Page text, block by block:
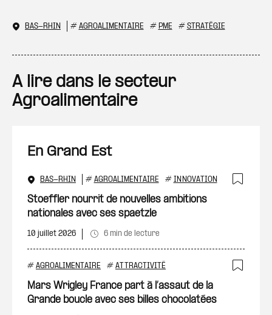
BAS-RHIN # AGROALIMENTAIRE # PME # STRATÉGIE
A lire dans le secteur
Agroalimentaire
En Grand Est
BAS-RHIN # AGROALIMENTAIRE # INNOVATION
Stoeffler nourrit de nouvelles ambitions
nationales avec ses spaetzle
10 juillet 2026 6 min de lecture
# AGROALIMENTAIRE # ATTRACTIVITÉ
Mars Wrigley France part à l’assaut de la
Grande boucle avec ses billes chocolatées